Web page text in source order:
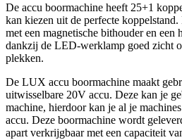
De accu boormachine heeft 25+1
kan kiezen uit de perfecte
met een magnetische bithouder en
dankzij de LED-werklamp goed zicht
plekken.
De LUX accu boormachine maakt
uitwisselbare 20V accu. Deze kan je
machine, hierdoor kan je al je
accu. Deze boormachine wordt
apart verkrijgbaar met een capaciteit